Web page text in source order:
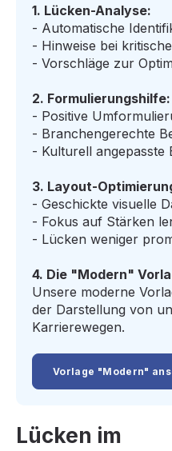
1. Lücken-Analyse:
- Automatische
- Hinweise bei
- Vorschläge zur
2. Formulierungshilfe:
- Positive
- Branchengerechte
- Kulturell angepasste
3. Layout-
- Geschickte visuelle
- Fokus auf Stärken
- Lücken weniger
4. Die "Modern"
Unsere moderne
der Darstellung von
Karrierewegen.
Vorlage "Modern"
Lücken im